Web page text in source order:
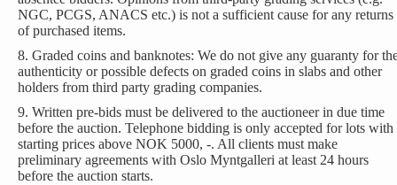
NGC, PCGS, ANACS etc.) is not a sufficient cause for any returns
of purchased items.
8. Graded coins and banknotes: We do not give any guaranty for
authenticity or possible defects on graded coins in slabs and other
holders from third party grading companies.
9. Written pre-bids must be delivered to the auctioneer in due time
before the auction. Telephone bidding is only accepted for lots with
starting prices above NOK 5000, -. All clients must make
preliminary agreements with Oslo Myntgalleri at least 24 hours
before the auction starts.